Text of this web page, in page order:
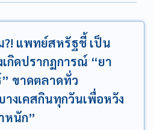
?! แพทย์สหรัฐชี้ เป็น
กิดปรากฏการณ์ “ยา
ขาดตลาดทั่ว
างเคสกินทุกวันเพื่อหวัง
หนัก”